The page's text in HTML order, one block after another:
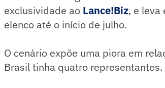
exclusividade ao Lance!Biz, e leva
elenco até o início de julho.
O cenário expõe uma piora em
Brasil tinha quatro representantes.